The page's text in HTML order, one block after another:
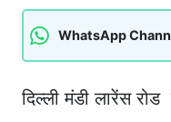
WhatsApp
दिल्ली मंडी लारेंस रोड